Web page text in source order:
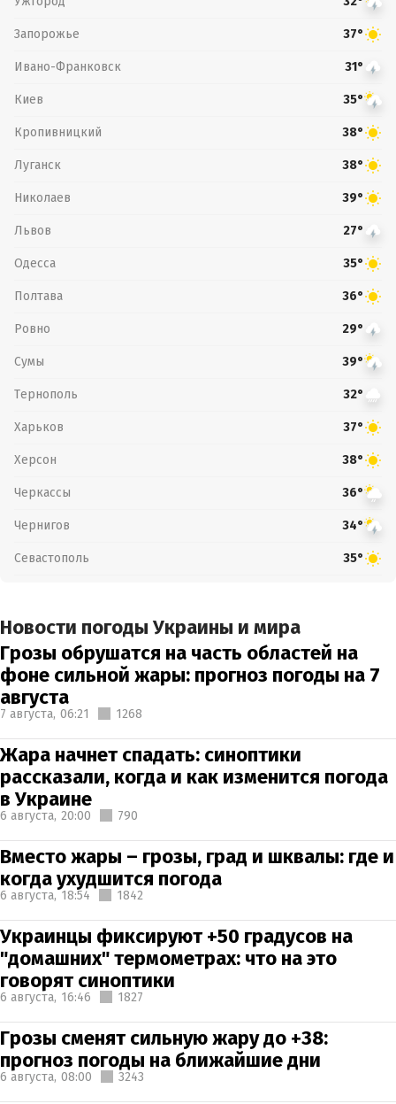
Запорожье 37°
Ивано-Франковск 31°
Киев 35°
Кропивницкий 38°
Луганск 38°
Николаев 39°
Львов 27°
Одесса 35°
Полтава 36°
Ровно 29°
Сумы 39°
Тернополь 32°
Харьков 37°
Херсон 38°
Черкассы 36°
Чернигов 34°
Севастополь 35°
Новости погоды Украины и мира
Грозы обрушатся на часть областей на
фоне сильной жары: прогноз погоды на 7
августа
7 августа, 06:21 1268
Жара начнет спадать: синоптики
рассказали, когда и как изменится погода
в Украине
6 августа, 20:00 790
Вместо жары – грозы, град и шквалы: где и
когда ухудшится погода
6 августа, 18:54 1842
Украинцы фиксируют +50 градусов на
"домашних" термометрах: что на это
говорят синоптики
6 августа, 16:46 1827
Грозы сменят сильную жару до +38:
прогноз погоды на ближайшие дни
6 августа, 08:00 3243